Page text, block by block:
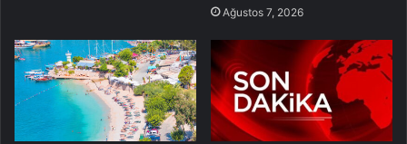
Ağustos 7, 2026